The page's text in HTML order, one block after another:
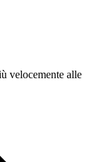
velocemente alle